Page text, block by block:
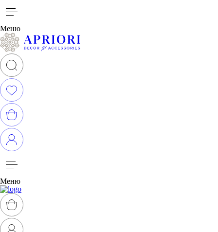
Меню
Меню